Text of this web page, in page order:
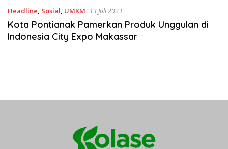
Headline, Sosial, UMKM 13 Juli 2023
Kota Pontianak Pamerkan Produk Unggulan di
Indonesia City Expo Makassar